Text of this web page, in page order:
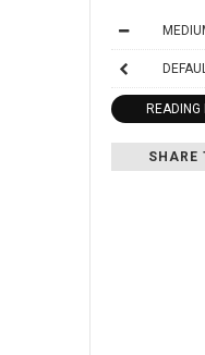
READING
SHARE